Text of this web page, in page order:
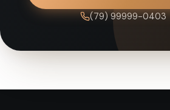
(79) 99999-0403